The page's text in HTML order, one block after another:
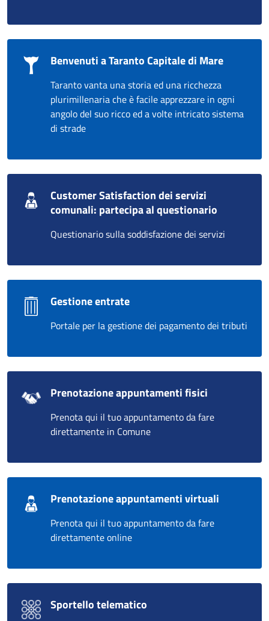
Benvenuti a Taranto Capitale di Mare
Taranto vanta una storia ed una ricchezza
plurimillenaria che è facile apprezzare in ogni
angolo del suo ricco ed a volte intricato sistema
di strade
Customer Satisfaction dei servizi
comunali: partecipa al questionario
Questionario sulla soddisfazione dei servizi
Gestione entrate
Portale per la gestione dei pagamento dei tributi
Prenotazione appuntamenti fisici
Prenota qui il tuo appuntamento da fare
direttamente in Comune
Prenotazione appuntamenti virtuali
Prenota qui il tuo appuntamento da fare
direttamente online
Sportello telematico